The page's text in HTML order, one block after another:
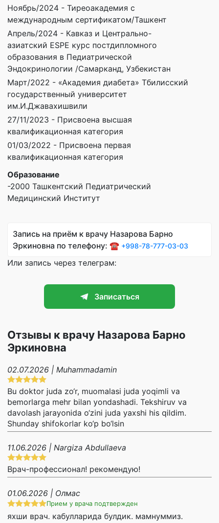
Ноябрь/2024 - Тиреоакадемия с
международным сертификатом/Ташкент
Апрель/2024 - Кавказ и Центрально-
азиатский ESPE курс постдипломного
образования в Педиатрической
Эндокринологии /Самарканд, Узбекистан
Март/2022 - «Академия диабета» Тбилисский
государственный университет
им.И.Джавахишвили
27/11/2023 - Присвоена высшая
квалификационная категория
01/03/2022 - Присвоена первая
квалификационная категория
Образование
-2000 Ташкентский Педиатрический
Медицинский Институт
Запись на приём к врачу Назарова Барно
Эркиновна по телефону: ☎️ +998-78-777-03-03
Или запись через телеграм:
Записаться
Отзывы к врачу Назарова Барно
Эркиновна
02.07.2026 | Muhammadamin
Bu doktor juda zo‘r, muomalasi juda yoqimli va
bemorlarga mehr bilan yondashadi. Tekshiruv va
davolash jarayonida o‘zini juda yaxshi his qildim.
Shunday shifokorlar ko‘p bo‘lsin
11.06.2026 | Nargiza Abdullaeva
Врач-профессионал! рекомендую!
01.06.2026 | Олмас
Прием у врача подтвержден
яхши врач. кабулларида булдик. мамнуммиз.